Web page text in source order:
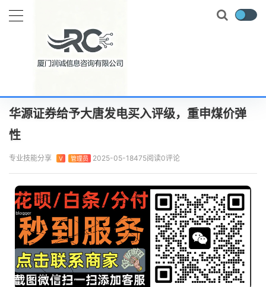
当前位置： 首页 实时要闻
华源证券给予大唐发电买入评级，重申煤价弹
性
专业技能分享 V 管理员 2025-05-18475阅读0评论